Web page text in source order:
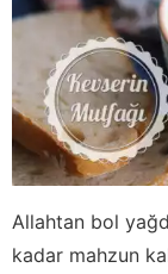
Allahtan bol
kadar mahzun